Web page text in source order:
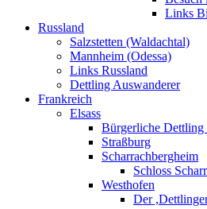
Links
Russland
Salzstetten (Waldachtal)
Mannheim (Odessa)
Links Russland
Dettling Auswanderer
Frankreich
Elsass
Bürgerliche Dettling
Straßburg
Scharrachbergheim
Schloss
Westhofen
Der